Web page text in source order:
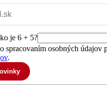
je 6 + 5?
spracovaním osobných údajov
.